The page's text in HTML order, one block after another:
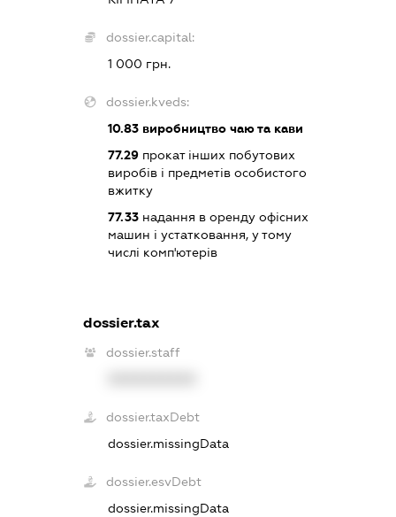
dossier.capital:
1 000 грн.
dossier.kveds:
10.83 виробництво чаю та кави
77.29 прокат інших побутових
виробів і предметів особистого
вжитку
77.33 надання в оренду офісних
машин і устатковання, у тому
числі комп'ютерів
dossier.tax
dossier.staff
dossier.taxDebt
dossier.missingData
dossier.esvDebt
dossier.missingData